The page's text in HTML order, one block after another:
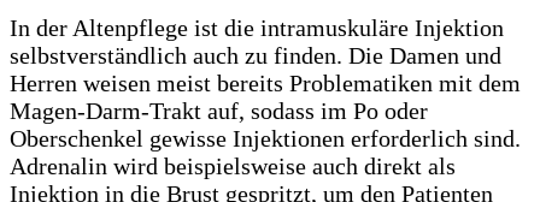
In der Altenpflege ist die intramuskuläre Injektion
selbstverständlich auch zu finden. Die Damen und
Herren weisen meist bereits Problematiken mit dem
Magen-Darm-Trakt auf, sodass im Po oder
Oberschenkel gewisse Injektionen erforderlich sind.
Adrenalin wird beispielsweise auch direkt als
Injektion in die Brust gespritzt, um den Patienten